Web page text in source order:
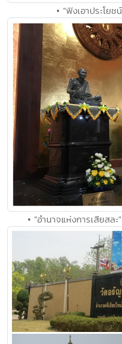
• "ฟังเอาประโย
• "อำนาจแห่งการเสียส